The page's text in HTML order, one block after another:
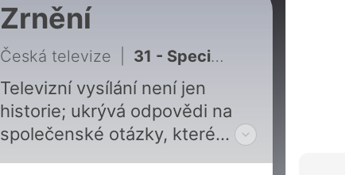
Zrnění
Česká televize 31 - Speciál z LFŠ: Soudruzi Na lovu. Soutěživost jako koření socialismu
Televizní vysílání není jen
historie; ukrývá odpovědi na
společenské otázky, které